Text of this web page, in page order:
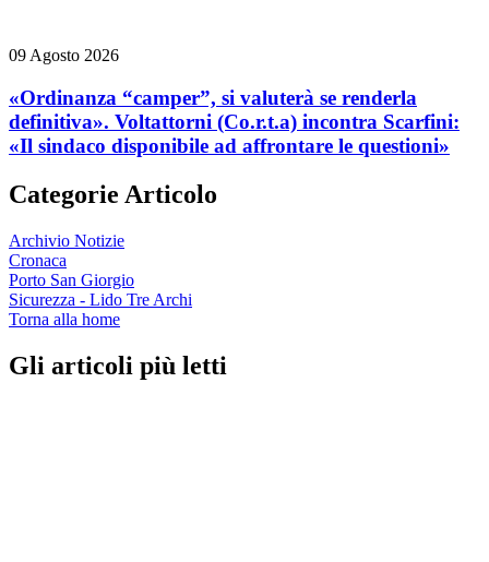
09 Agosto 2026
«Ordinanza “camper”, si valuterà se renderla
definitiva». Voltattorni (Co.r.t.a) incontra Scarfini:
«Il sindaco disponibile ad affrontare le questioni»
Categorie Articolo
Archivio Notizie
Cronaca
Porto San Giorgio
Sicurezza - Lido Tre Archi
Torna alla home
Gli articoli più letti